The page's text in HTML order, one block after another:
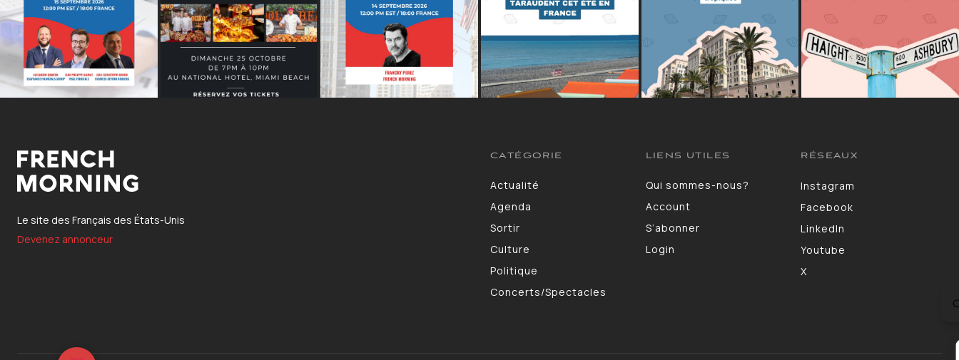
Le site des Français des États-Unis
Devenez annonceur
CATÉGORIE
Actualité
Agenda
Sortir
Culture
Politique
Concerts/Spectacles
LIENS UTILES
Qui sommes-nous?
Account
S’abonner
Login
RÉSEAUX
Instagram
Facebook
LinkedIn
Youtube
X